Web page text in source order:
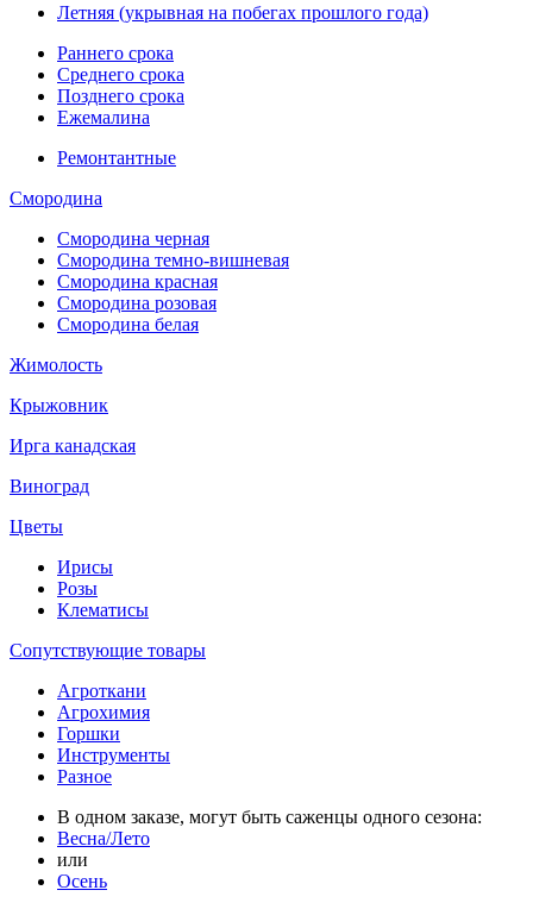
Летняя (укрывная на побегах прошлого года)
Раннего срока
Среднего срока
Позднего срока
Ежемалина
Ремонтантные
Смородина
Смородина черная
Смородина темно-вишневая
Смородина красная
Смородина розовая
Смородина белая
Жимолость
Крыжовник
Ирга канадская
Виноград
Цветы
Ирисы
Розы
Клематисы
Сопутствующие товары
Агроткани
Агрохимия
Горшки
Инструменты
Разное
В одном заказе, могут быть саженцы одного сезона:
Весна/Лето
или
Осень